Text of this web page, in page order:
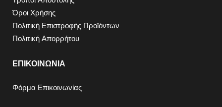
Όροι Χρήσης
Πολιτική Επιστροφής Προϊόντων
Πολιτική Απορρήτου
ΕΠΙΚΟΙΝΩΝΙΑ
Φόρμα Επικοινωνίας